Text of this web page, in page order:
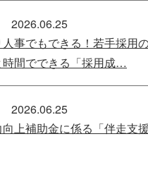
2026.06.25
人事でもできる！若手採用
時間でできる「採用成…
2026.06.25
上補助金に係る「伴走支